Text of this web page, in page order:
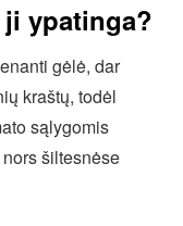
ypatinga?
gėlė, dar
kraštų, todėl
sąlygomis
šiltesnėse